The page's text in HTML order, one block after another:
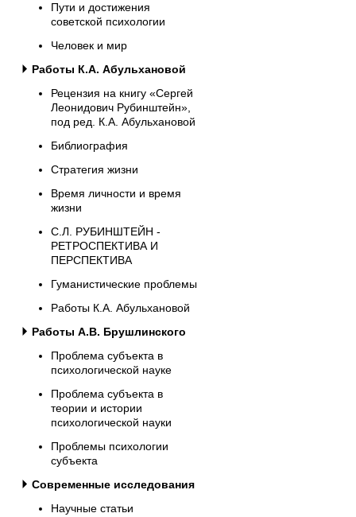
Пути и достижения
советской психологии
Человек и мир
Работы К.А. Абульхановой
Рецензия на книгу «Сергей
Леонидович Рубинштейн»,
под ред. К.А. Абульхановой
Библиография
Стратегия жизни
Время личности и время
жизни
С.Л. РУБИНШТЕЙН -
РЕТРОСПЕКТИВА И
ПЕРСПЕКТИВА
Гуманистические проблемы
Работы К.А. Абульхановой
Работы А.В. Брушлинского
Проблема субъекта в
психологической науке
Проблема субъекта в
теории и истории
психологической науки
Проблемы психологии
субъекта
Современные исследования
Научные статьи